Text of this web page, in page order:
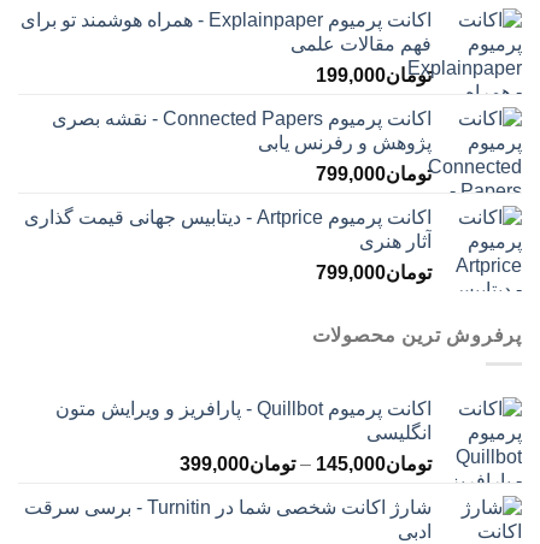
اکانت پرمیوم Explainpaper - همراه هوشمند تو برای
فهم مقالات علمی
تومان199,000
اکانت پرمیوم Connected Papers - نقشه بصری
پژوهش و رفرنس یابی
تومان799,000
اکانت پرمیوم Artprice - دیتابیس جهانی قیمت ‌گذاری
آثار هنری
تومان799,000
پرفروش ترین محصولات
اکانت پرمیوم Quillbot - پارافریز و ویرایش متون
انگلیسی
تومان145,000
– تومان399,000محدوده
تومان145,000
شارژ اکانت شخصی شما در Turnitin - برسی سرقت
ادبی